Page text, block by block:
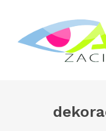
main
content